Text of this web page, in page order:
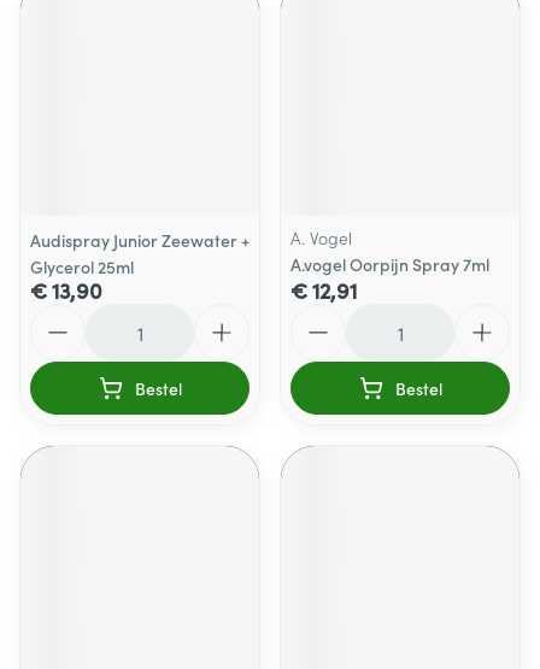
Audispray Junior Zeewater +
Glycerol 25ml
€ 13,90
Bestel
A. Vogel
A.vogel Oorpijn Spray 7ml
€ 12,91
Bestel